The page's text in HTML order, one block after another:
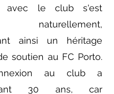
avec le club s'est
naturellement,
ainsi un héritage
soutien au FC Porto.
au club a
30 ans, car